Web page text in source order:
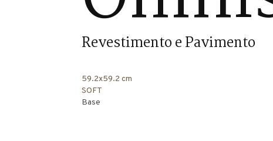
Revestimento e Pavimento
59.2x59.2 cm
SOFT
Base